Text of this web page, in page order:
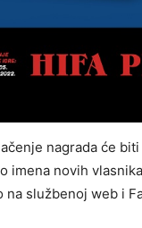
nagrada će
imena novih
službenoj web i